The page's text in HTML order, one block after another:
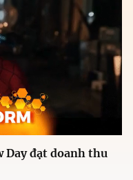
đạt doanh thu